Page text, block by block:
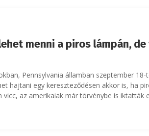
menni a piros lámpán, de
Pennsylvania államban szeptember 18-
hajtani egy kereszteződésen akkor is, ha
vicc, az amerikaiak már törvénybe is iktatták